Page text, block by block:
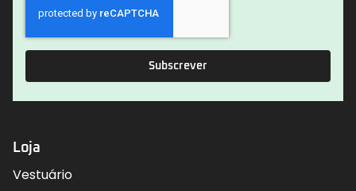
Subscrever
Loja
Vestuário